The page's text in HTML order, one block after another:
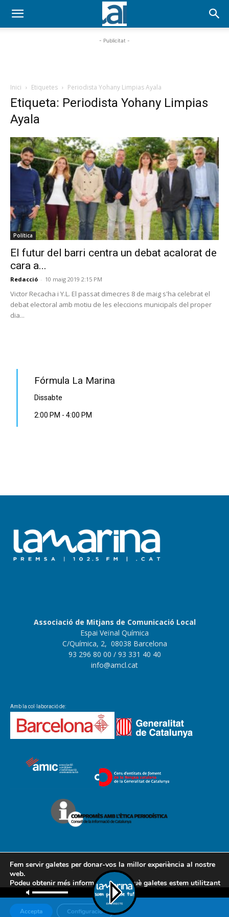
- Publicitat -
Inici Etiquetes Periodista Yohany Limpias Ayala
Etiqueta: Periodista Yohany Limpias
Ayala
Política
El futur del barri centra un debat acalorat de
cara a...
Redacció - 10 maig 2019 2:15 PM
Victor Recacha i Y.L. El passat dimecres 8 de maig s'ha celebrat el
debat electoral amb motiu de les eleccions municipals del proper
dia...
Fórmula La Marina
Dissabte
2:00 PM - 4:00 PM
Associació de Mitjans de Comunicació Local
Espai Veïnal Química
C/Química, 2, 08038 Barcelona
93 296 80 00 / 93 331 40 40
info@amcl.cat
Amb la col·laboració de:
Contacte Avís legal Política de cookies
Política de privacitat
AMCL
Fem servir galetes per donar-vos la millor experiència al nostre
web.
Podeu obtenir més informació sobre què galetes estem utilitzant
o desactivar-les a la
configuració.
Accepta Configuració